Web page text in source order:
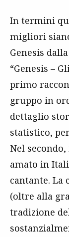
In termini
migliori
Genesis
“Genesis –
primo
gruppo in
dettaglio
statistico,
Nel
amato in
cantante. La
(oltre alla
tradizione